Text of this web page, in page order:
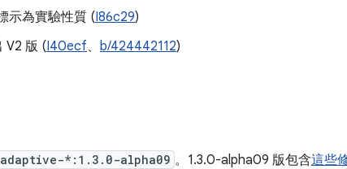
示為實驗性質 (I86c29)
V2 版 (I40ecf、 b/424442112)
*:1.3.0-alpha09 。1.3.0-alpha09 版包含這些